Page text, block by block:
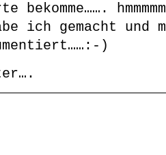
ich gemacht und
)